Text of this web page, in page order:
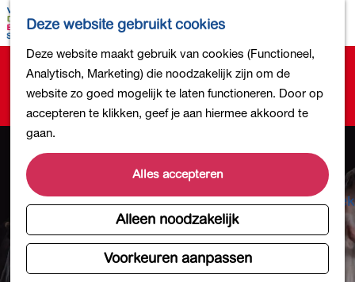
Deze website gebruikt cookies
Deze website maakt gebruik van cookies (Functioneel,
Analytisch, Marketing) die noodzakelijk zijn om de
website zo goed mogelijk te laten functioneren. Door op
accepteren te klikken, geef je aan hiermee akkoord te
gaan.
Alles accepteren
Alleen noodzakelijk
Voorkeuren aanpassen
m
e
K
a
r
t
Z
e
k
e
n
e
n
u
Bollen en Bloemen
Uit eten
DB4daagse - Inschrijven
Kinderactiviteiten
De natuur in
Musea en meer
Producten uit de Bollenstreek
Gezond en actief
Overnachten
Sorry, deze activiteit is niet meer beschikbaar.
Bekijk het
actuele aanbod
voor de beschikbare
opties.